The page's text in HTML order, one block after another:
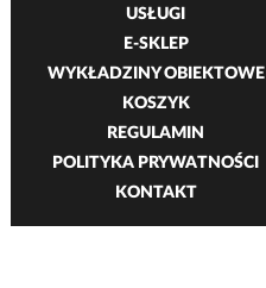
USŁUGI
E-SKLEP
WYKŁADZINY OBIEKTOWE
KOSZYK
REGULAMIN
POLITYKA PRYWATNOŚCI
KONTAKT